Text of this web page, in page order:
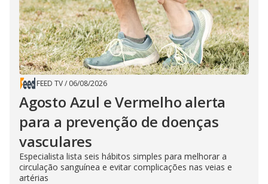
FEED TV/ 06/08/2026
Agosto Azul e Vermelho alerta
para a prevenção de doenças
vasculares
Especialista lista seis hábitos simples para melhorar a
circulação sanguínea e evitar complicações nas veias e
artérias